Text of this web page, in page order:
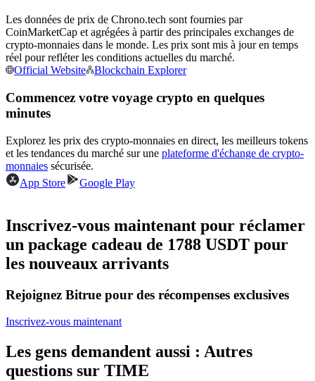
Profitez du partage des bénéfices et des commissions de copy
trading
Information
commerciales, etc.
Guide
Les données de prix de Chrono.tech sont fournies par
CoinMarketCap et agrégées à partir des principales exchanges de
crypto-monnaies dans le monde. Les prix sont mis à jour en temps
réel pour refléter les conditions actuelles du marché.
Official Website
Blockchain Explorer
Commencez votre voyage crypto en quelques
minutes
Explorez les prix des crypto-monnaies en direct, les meilleurs tokens
et les tendances du marché sur une plateforme d'échange de crypto-
monnaies sécurisée.
App Store
Google Play
Inscrivez-vous maintenant pour réclamer
un package cadeau de 1788 USDT pour
les nouveaux arrivants
Rejoignez Bitrue pour des récompenses exclusives
Inscrivez-vous maintenant
Les gens demandent aussi : Autres
questions sur TIME